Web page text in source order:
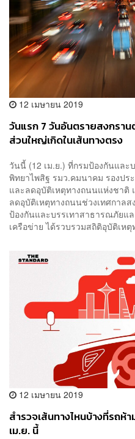
12 เมษายน 2019
วันแรก 7 วันอันตรายสงกรา
ส่วนใหญ่เกิดในเส้นทางตรง
วันนี้ (12 เม.ย.) ที่กรมป้องกันแล
พิทยาไพสิฐ รมว.คมนาคม รองป
และลดอุบัติเหตุทางถนนแห่งชาติ
ลดอุบัติเหตุทางถนนช่วงเทศกาล
ป้องกันและบรรเทาสาธารณภัยแ
เครือข่าย ได้รวบรวมสถิติอุบัติเห
12 เมษายน 2019
สำรวจเส้นทางไหนบ้างที่รถห้
เม.ย. นี้